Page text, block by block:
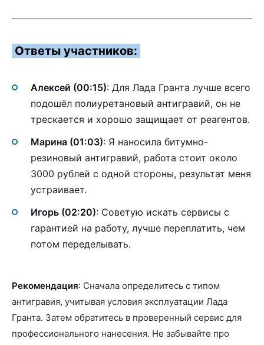
Ответы участников:
Алексей (00:15): Для Лада Гранта лучше всего
подошёл полиуретановый антигравий, он не
трескается и хорошо защищает от реагентов.
Марина (01:03): Я наносила битумно-
резиновый антигравий, работа стоит около
3000 рублей с одной стороны, результат меня
устраивает.
Игорь (02:20): Советую искать сервисы с
гарантией на работу, лучше переплатить, чем
потом переделывать.
Рекомендация: Сначала определитесь с типом
антигравия, учитывая условия эксплуатации Лада
Гранта. Затем обратитесь в проверенный сервис для
профессионального нанесения. Не забывайте про